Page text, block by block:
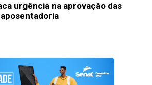
urgência na aprovação das